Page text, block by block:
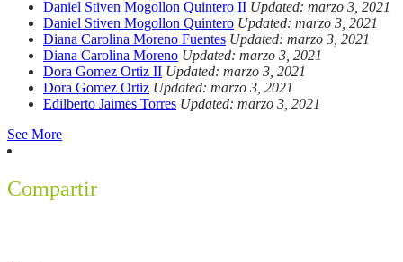
Daniel Stiven Mogollon Quintero II Updated: marzo 3, 2021
Daniel Stiven Mogollon Quintero Updated: marzo 3, 2021
Diana Carolina Moreno Fuentes Updated: marzo 3, 2021
Diana Carolina Moreno Updated: marzo 3, 2021
Dora Gomez Ortiz II Updated: marzo 3, 2021
Dora Gomez Ortiz Updated: marzo 3, 2021
Edilberto Jaimes Torres Updated: marzo 3, 2021
See More
Compartir